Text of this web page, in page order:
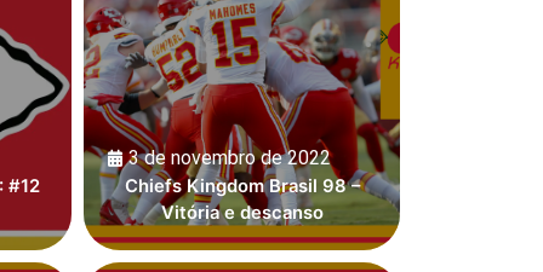
#12
3 de novembro de 2022
Chiefs Kingdom Brasil 98 –
Vitória e descanso